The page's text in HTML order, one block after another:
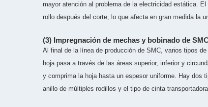
mayor atención al problema de la electricidad estática.
rollo después del corte, lo que afecta en gran medida la
(3) Impregnación de mechas y bobinado de
Al final de la línea de producción de SMC, varios tipos
hoja pasa a través de las áreas superior, inferior y
y comprima la hoja hasta un espesor uniforme. Hay dos
anillo de múltiples rodillos y el tipo de cinta